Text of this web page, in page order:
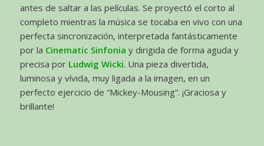
antes de saltar a las películas. Se proyectó el corto al
completo mientras la música se tocaba en vivo con una
perfecta sincronización, interpretada fantásticamente
por la Cinematic Sinfonia y dirigida de forma aguda y
precisa por Ludwig Wicki. Una pieza divertida,
luminosa y vívida, muy ligada a la imagen, en un
perfecto ejercicio de “Mickey-Mousing”. ¡Graciosa y
brillante!